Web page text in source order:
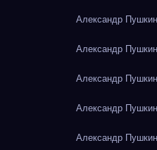
Александр
Александр
Александр
Александр
Александр